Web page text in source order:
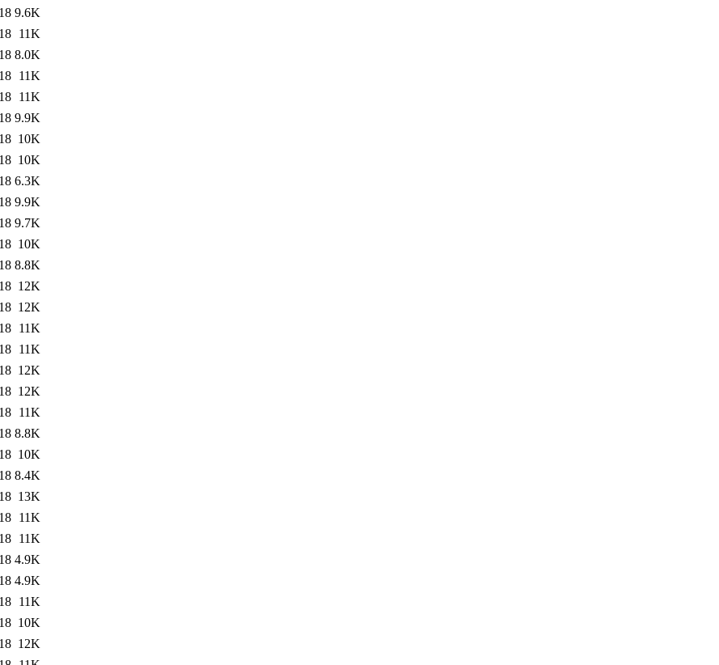
9.6K
11K
8.0K
11K
11K
9.9K
10K
10K
6.3K
9.9K
9.7K
10K
8.8K
12K
12K
11K
11K
12K
12K
11K
8.8K
10K
8.4K
13K
11K
11K
4.9K
4.9K
11K
10K
12K